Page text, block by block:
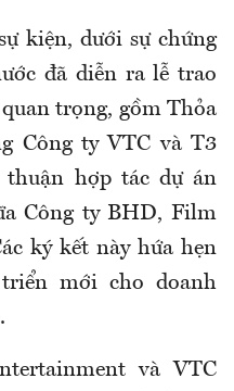
kiện, dưới sự chứng
đã diễn ra lễ trao
trọng, gồm Thỏa
Công ty VTC và T3
thuận hợp tác dự án
Công ty BHD, Film
ký kết này hứa hẹn
mới cho doanh
và VTC